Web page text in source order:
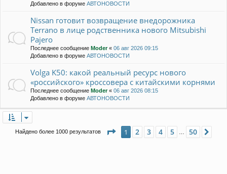
Добавлено в форуме АВТОНОВОСТИ
Nissan готовит возвращение внедорожника
Terrano в лице родственника нового Mitsubishi
Pajero
Последнее сообщение Moder« 06 авг 2026 09:15
Добавлено в форуме АВТОНОВОСТИ
Volga K50: какой реальный ресурс нового
«российского» кроссовера с китайскими корнями
Последнее сообщение Moder« 06 авг 2026 08:15
Добавлено в форуме АВТОНОВОСТИ
Найдено более 1000 результатов Страница из 50
1 2 3 4 5 50